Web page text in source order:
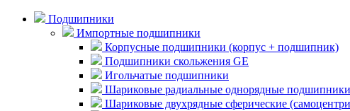
Подшипники
Импортные подшипники
Корпусные подшипники (корпус + подшипник)
Подшипники скольжения GE
Игольчатые подшипники
Шариковые радиальные однорядные
Шариковые двухрядные сферические